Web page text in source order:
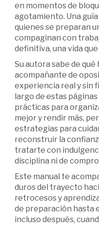
en momentos de
agotamiento. Una
quienes se preparan
compaginan con
definitiva, una vida
Su autora sabe de
acompañante de
experiencia real y sin
largo de estas
prácticas para
mejor y rendir más,
estrategias para
reconstruir la
tratarte con
disciplina ni de
Este manual te
duros del trayecto
retrocesos y
de preparación hasta
incluso después,